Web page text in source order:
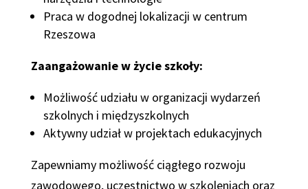
Praca w dogodnej lokalizacji w centrum
Rzeszowa
Zaangażowanie w życie szkoły:
Możliwość udziału w organizacji wydarzeń
szkolnych i międzyszkolnych
Aktywny udział w projektach edukacyjnych
Zapewniamy możliwość ciągłego rozwoju
zawodowego, uczestnictwo w szkoleniach oraz